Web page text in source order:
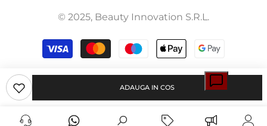
ADAUGA IN COS
© 2025, Beauty Innovation S.R.L.
Modalitati
de